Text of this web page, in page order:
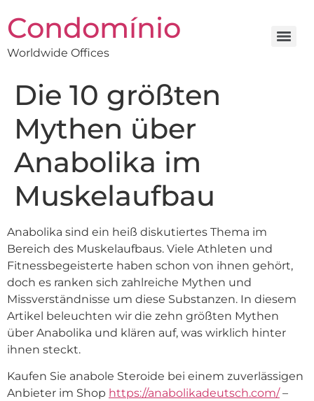
Condomínio
Worldwide Offices
Die 10 größten
Mythen über
Anabolika im
Muskelaufbau
Anabolika sind ein heiß diskutiertes Thema im
Bereich des Muskelaufbaus. Viele Athleten und
Fitnessbegeisterte haben schon von ihnen gehört,
doch es ranken sich zahlreiche Mythen und
Missverständnisse um diese Substanzen. In diesem
Artikel beleuchten wir die zehn größten Mythen
über Anabolika und klären auf, was wirklich hinter
ihnen steckt.
Kaufen Sie anabole Steroide bei einem zuverlässigen
Anbieter im Shop https://anabolikadeutsch.com/–